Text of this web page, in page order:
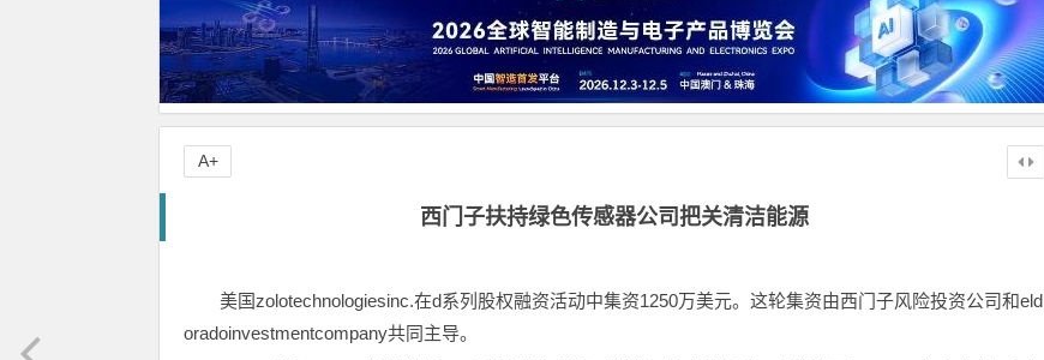
西门子扶持绿色传感器公司把关清洁能源
美国zolotechnologiesinc.在d系列股权融资活动中集资1250万美元。这轮集资由西门子风险投资公司和eld
oradoinvestmentcompany共同主导。
A+